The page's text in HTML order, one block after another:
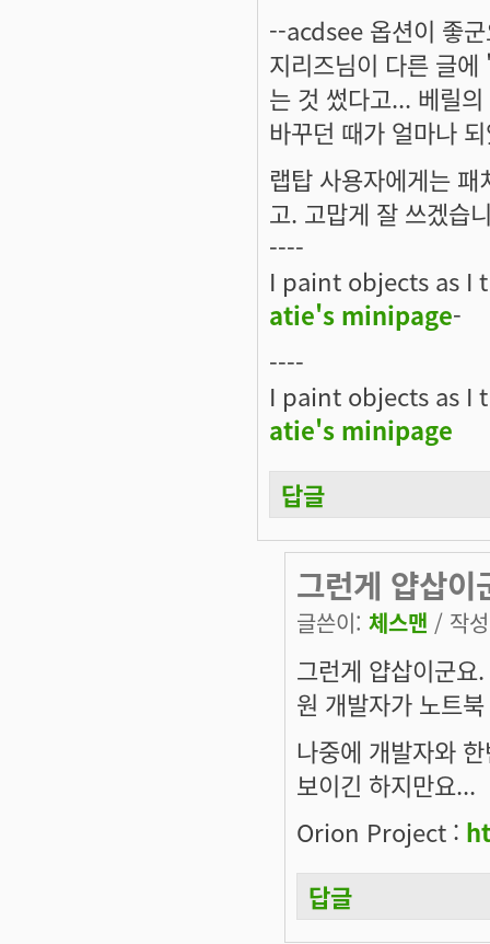
--acdsee 옵션이 좋
지리즈님이 다른 글
는 것 썼다고... 베릴
바꾸던 때가 얼마나
랩탑 사용자에게는
고. 고맙게 잘 쓰겠습
----
I paint objects as I
atie's minipage-
----
I paint objects as I
atie's minipage
답글
그런게 얍삽이
글쓴이: 체스맨 / 작
그런게 얍삽이군
원 개발자가 노트
나중에 개발자와
보이긴 하지만요...
Orion Project :
답글